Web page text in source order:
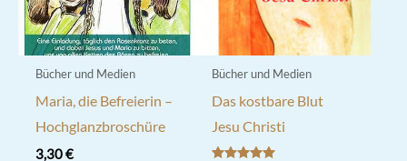
Bücher und Medien
Maria, die Befreierin –
Hochglanzbroschüre
3,30€
Bücher und Medien
Das kostbare Blut
Jesu Christi